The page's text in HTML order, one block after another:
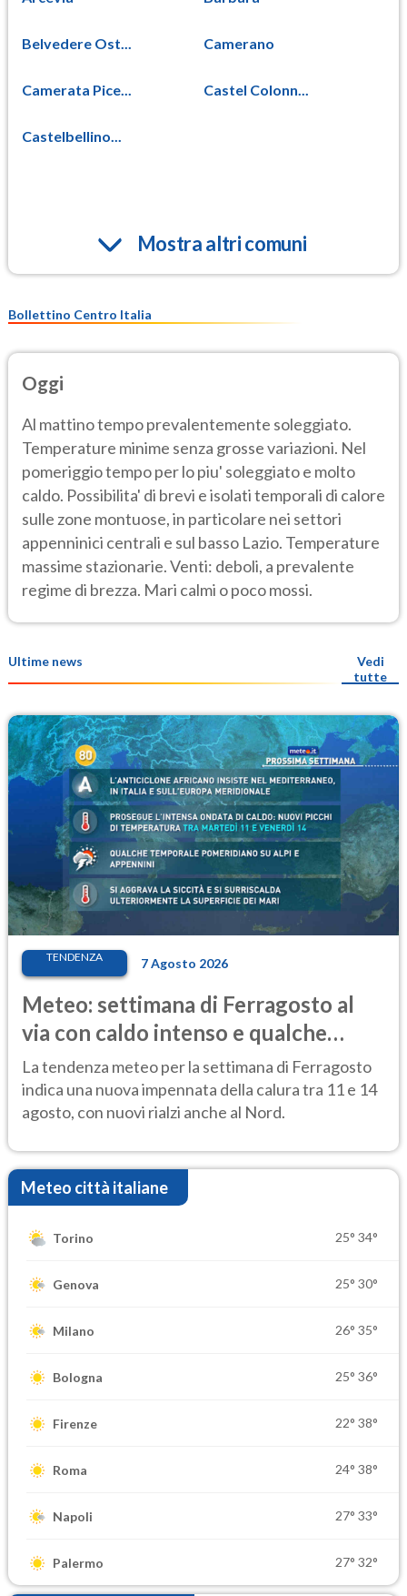
Belvedere Ost... Camerano
Camerata Pice... Castel Colonn...
Castelbellino...
Mostra altri comuni
Bollettino Centro Italia
Oggi
Al mattino tempo prevalentemente soleggiato.
Temperature minime senza grosse variazioni. Nel
pomeriggio tempo per lo piu' soleggiato e molto
caldo. Possibilita' di brevi e isolati temporali di calore
sulle zone montuose, in particolare nei settori
appenninici centrali e sul basso Lazio. Temperature
massime stazionarie. Venti: deboli, a prevalente
regime di brezza. Mari calmi o poco mossi.
Ultime news
Vedi
tutte
TENDENZA 7 Agosto 2026
Meteo: settimana di Ferragosto al
via con caldo intenso e qualche
temporale
La tendenza meteo per la settimana di Ferragosto
indica una nuova impennata della calura tra 11 e 14
agosto, con nuovi rialzi anche al Nord.
Meteo città italiane
Torino 25° 34°
Genova 25° 30°
Milano 26° 35°
Bologna 25° 36°
Firenze 22° 38°
Roma 24° 38°
Napoli 27° 33°
Palermo 27° 32°